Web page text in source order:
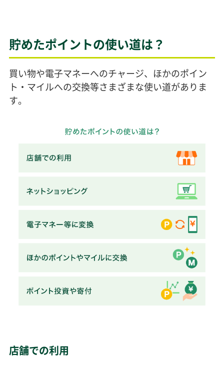
貯めたポイントの使い道は？
買い物や電子マネーへのチャージ、ほかのポイン
ト・マイルへの交換等さまざまな使い道がありま
す。
店舗での利用